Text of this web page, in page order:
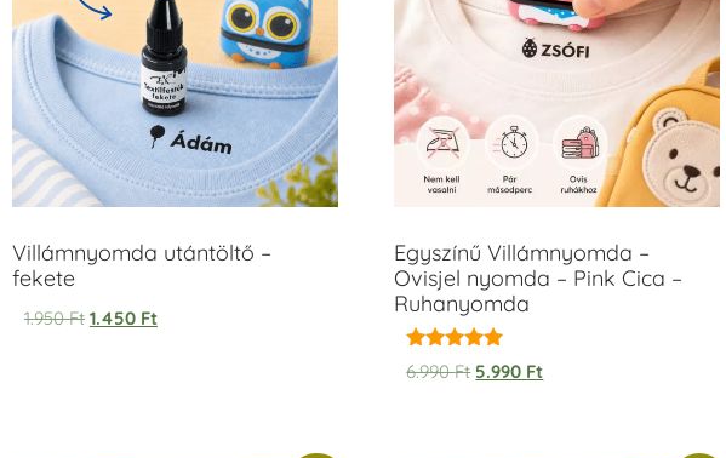
Villámnyomda utántöltő –
fekete
1.950Ft 1.450 Ft
Egyszínű Villámnyomda –
Ovisjel nyomda – Pink Cica –
Ruhanyomda
Értékelés:
5.00
6.990Ft 5.990 Ft